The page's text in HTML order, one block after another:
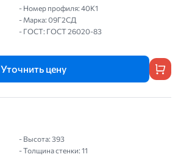
- Номер профиля: 40К1
- Марка: 09Г2СД
- ГОСТ: ГОСТ 26020-83
Уточнить цену
- Высота: 393
- Толщина стенки: 11